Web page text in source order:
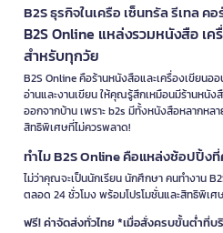
B2S ธุรกิจในเครือ เซ็นทรัล รีเทล ค
B2S Online แหล่งรวมหนังสือ เค
สำหรับทุกวัย
B2S Online คือร้านหนังสือและเครื่องเขียนอ
อ่านและงานเขียน ให้คุณรู้สึกเหมือนมีร้านหนั
ออกจากบ้าน เพราะ b2s มีทั้งหนังสือหลากห
สิทธิพิเศษที่ไม่ควรพลาด!
ทำไม B2S Online คือแหล่งช้อปปิ้ง
ไม่ว่าคุณจะเป็นนักเรียน นักศึกษา คนทำงาน
ตลอด 24 ชั่วโมง พร้อมโปรโมชั่นและสิทธิพิเศ
ฟรี! ค่าจัดส่งทั่วไทย *เมื่อสั่งครบขั้นต่ำที่